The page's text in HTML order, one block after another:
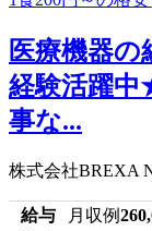
医療機器の
経験活躍
事な...
株式会社BREXA
給与 月収例